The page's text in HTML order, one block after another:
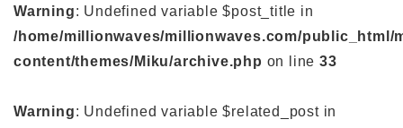
Warning: Undefined variable $post_title in
/home/millionwaves/millionwaves.com/public_html/
content/themes/Miku/archive.php on line33
Warning: Undefined variable $related_post in